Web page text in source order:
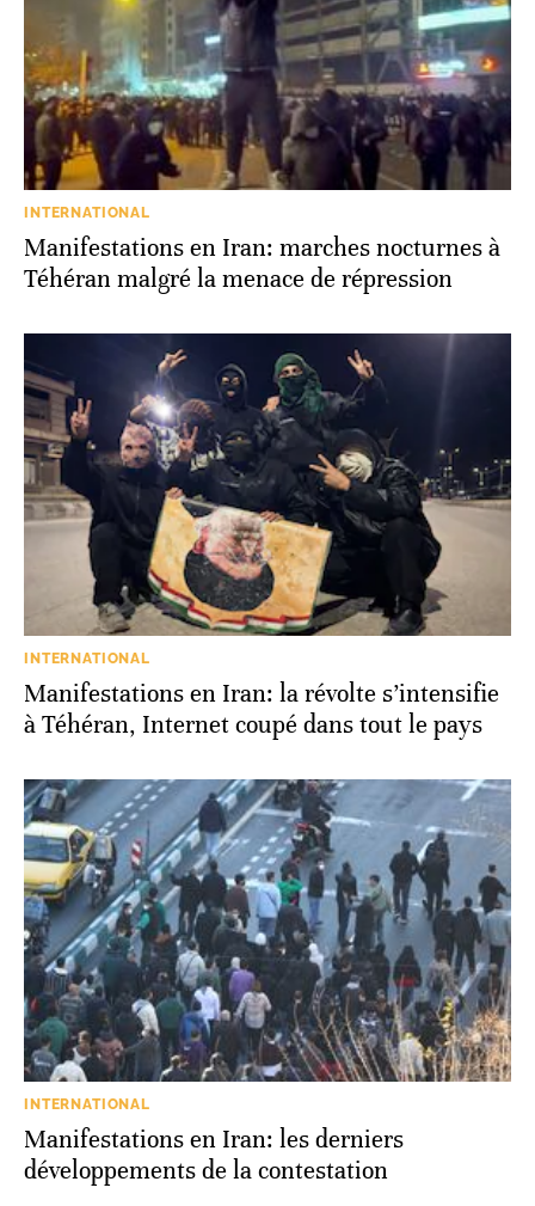
INTERNATIONAL
Manifestations en Iran: marches nocturnes à
Téhéran malgré la menace de répression
INTERNATIONAL
Manifestations en Iran: la révolte s’intensifie
à Téhéran, Internet coupé dans tout le pays
INTERNATIONAL
Manifestations en Iran: les derniers
développements de la contestation